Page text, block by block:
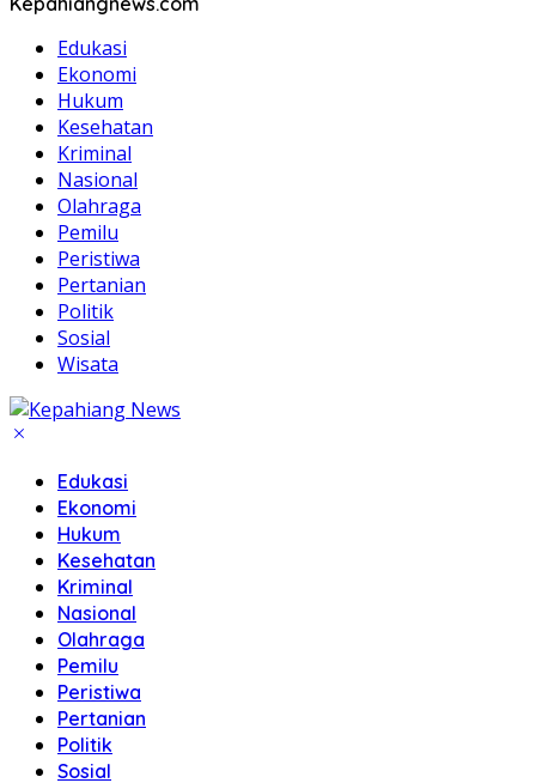
Edukasi
Ekonomi
Hukum
Kesehatan
Kriminal
Nasional
Olahraga
Pemilu
Peristiwa
Pertanian
Politik
Sosial
Wisata
Edukasi
Ekonomi
Hukum
Kesehatan
Kriminal
Nasional
Olahraga
Pemilu
Peristiwa
Pertanian
Politik
Sosial